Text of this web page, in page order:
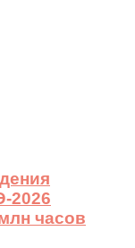
2026
часов